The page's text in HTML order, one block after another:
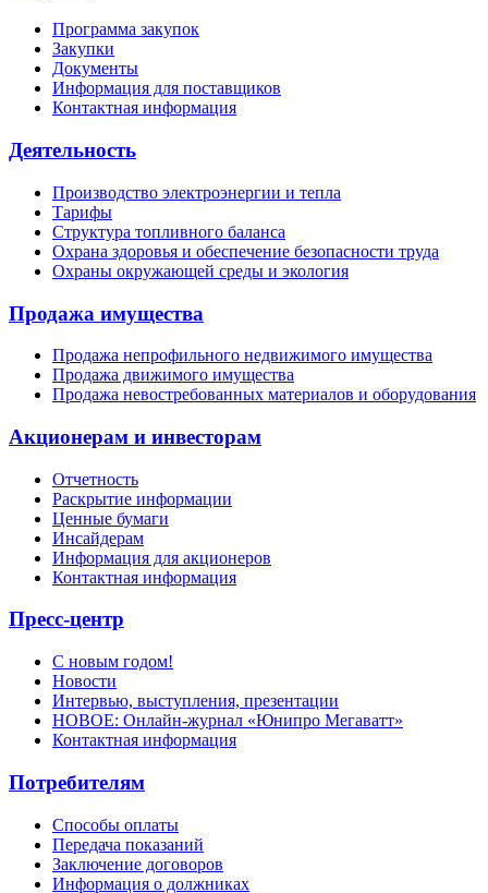
Программа закупок
Закупки
Документы
Информация для поставщиков
Контактная информация
Деятельность
Производство электроэнергии и тепла
Тарифы
Структура топливного баланса
Охрана здоровья и обеспечение безопасности труда
Охраны окружающей среды и экология
Продажа имущества
Продажа непрофильного недвижимого имущества
Продажа движимого имущества
Продажа невостребованных материалов и оборудования
Акционерам и инвесторам
Отчетность
Раскрытие информации
Ценные бумаги
Инсайдерам
Информация для акционеров
Контактная информация
Пресс-центр
С новым годом!
Новости
Интервью, выступления, презентации
НОВОЕ: Онлайн-журнал «Юнипро Мегаватт»
Контактная информация
Потребителям
Способы оплаты
Передача показаний
Заключение договоров
Информация о должниках